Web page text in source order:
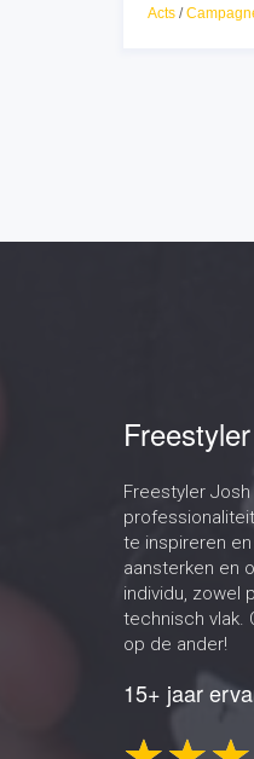
Acts /
Freestyler
te inspireren
aansterken en
individu, zowel
technisch vlak.
op de ander!
15+ jaar